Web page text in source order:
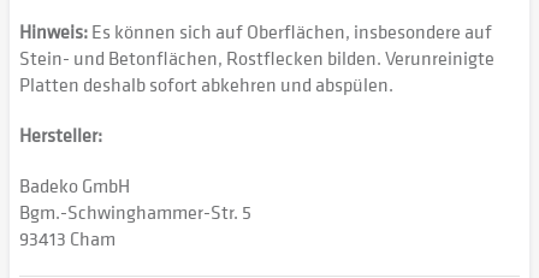
Hinweis:Es können sich auf Oberflächen, insbesondere auf
Stein- und Betonflächen, Rostflecken bilden. Verunreinigte
Platten deshalb sofort abkehren und abspülen.
Hersteller:
Badeko GmbH
Bgm.-Schwinghammer-Str. 5
93413 Cham